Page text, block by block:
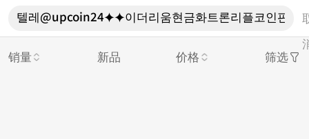
销量
新品 价格 筛选